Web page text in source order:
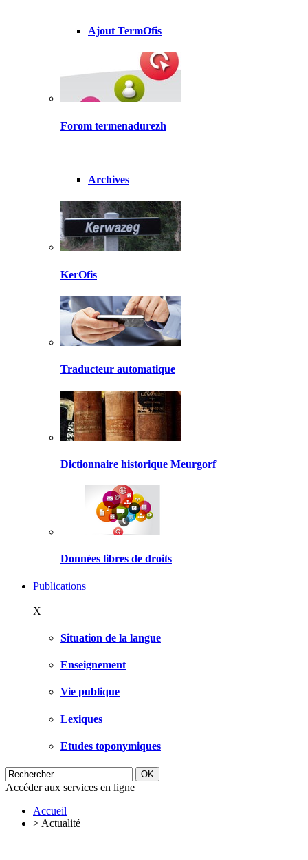
Ajout TermOfis
Forom termenadurezh
Archives
KerOfis
Traducteur automatique
Dictionnaire historique Meurgorf
Données libres de droits
Publications
X
Situation de la langue
Enseignement
Vie publique
Lexiques
Etudes toponymiques
Accéder aux services en ligne
Accueil
> Actualité